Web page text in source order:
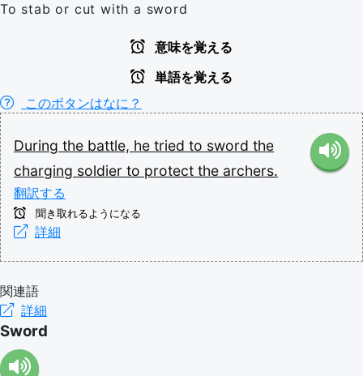
To stab or cut with a sword
意味を覚える
単語を覚える
このボタンはなに？
During the battle, he tried to sword the
charging soldier to protect the archers.
翻訳する
聞き取れるようになる
詳細
関連語
詳細
Sword